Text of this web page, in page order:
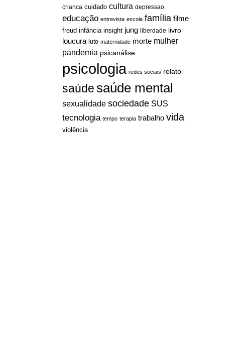
crianca cuidado cultura depressao
educação entrevista escola família filme
freud infância insight jung liberdade livro
loucura luto maternidade morte mulher
pandemia psicanálise
psicologia redes sociais relato
saúdesaúde mental
sexualidade sociedade SUS
tecnologia tempo terapia trabalho vida
violência